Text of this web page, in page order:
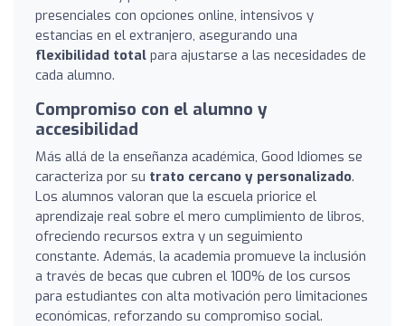
presenciales con opciones online, intensivos y
estancias en el extranjero, asegurando una
flexibilidad total para ajustarse a las necesidades de
cada alumno.
Compromiso con el alumno y
accesibilidad
Más allá de la enseñanza académica, Good Idiomes se
caracteriza por su trato cercano y personalizado.
Los alumnos valoran que la escuela priorice el
aprendizaje real sobre el mero cumplimiento de libros,
ofreciendo recursos extra y un seguimiento
constante. Además, la academia promueve la inclusión
a través de becas que cubren el 100% de los cursos
para estudiantes con alta motivación pero limitaciones
económicas, reforzando su compromiso social.